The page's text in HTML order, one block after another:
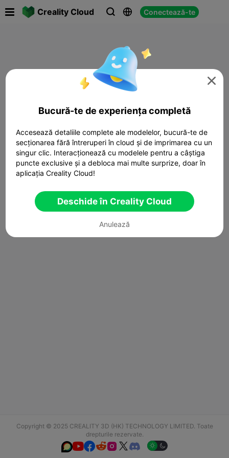
Creality Cloud   Conectează-te
Copyright © 2025 CREALITY 3D (HK) TECHNOLOGY LIMITED. Toate
drepturile rezervate.
  

Bucură-te de experiența completă
Accesează detaliile complete ale modelelor, bucură-te de
secționarea fără întreruperi în cloud și de imprimarea cu un
singur clic. Interacționează cu modelele pentru a câștiga
puncte exclusive și a debloca mai multe surprize, doar în
aplicația Creality Cloud!
Deschide în Creality Cloud
Anulează